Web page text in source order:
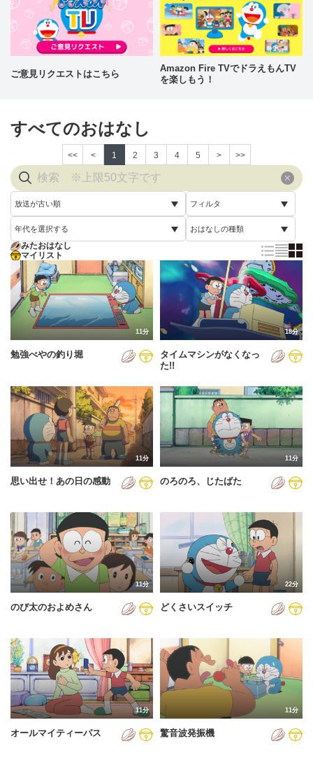
ご意見リクエストはこちら
Amazon Fire TVでドラえもんTV
を楽しもう！
すべてのおはなし
<< < 1 2 3 4 5 > >>
放送が古い順
放送が古い順
放送が新しい順
配信が古い順
配信が新しい順
あいうえお順(降順)
動画が長い順
動画が短い順
フィルタ
すべて
未視聴
年代を選択する
すべて
2005年
2006年
2007年
2008年
2011年
2012年
2013年
2014年
2015年
2016年
2017年
2019年
2020年
2021年
2022年
おはなしの種類
通常回
誕生日スペシャル
みたおはなし
マイリスト
11分
勉強べやの釣り堀
18分
タイムマシンがなくなっ
た!!
11分
思い出せ！あの日の感動
11分
のろのろ、じたばた
11分
のび太のおよめさん
22分
どくさいスイッチ
11分
オールマイティーパス
11分
驚音波発振機